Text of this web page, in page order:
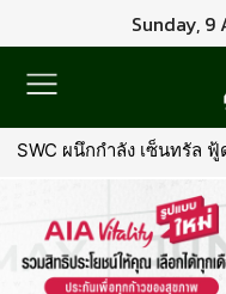
Sunday, 9
SWC ผนึกกำลัง เซ็นทรัล ฟู้